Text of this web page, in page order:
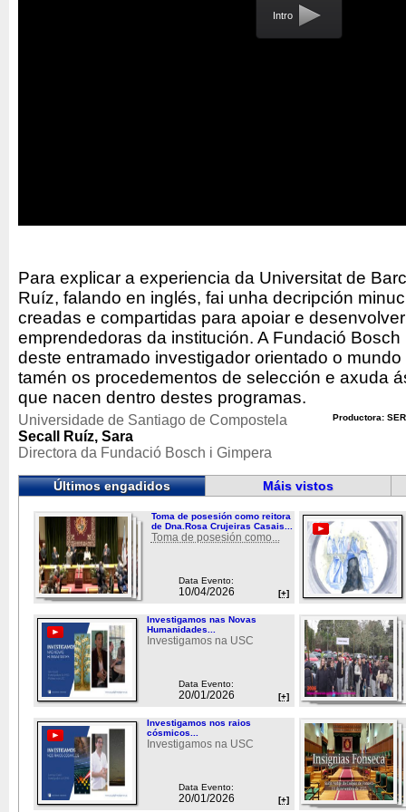
Intro
Para explicar a experiencia da Universitat de
Ruíz, falando en inglés, fai unha decripción
creadas e compartidas para apoiar e
emprendedoras da institución. A Fundació
deste entramado investigador orientado o
tamén os procedementos de selección e axuda
que nacen dentro destes programas.
Productora:
Universidade de Santiago de Compostela
Secall Ruíz, Sara
Directora da Fundació Bosch i Gimpera
Últimos engadidos Máis vistos
Toma de posesión como reitora
de Dna.Rosa Crujeiras Casais...
Toma de posesión como...
Data Evento:
10/04/2026 [+]
Investigamos nas Novas
Humanidades...
Investigamos na USC
Data Evento:
20/01/2026 [+]
Investigamos nos raios
cósmicos...
Investigamos na USC
Data Evento:
20/01/2026 [+]